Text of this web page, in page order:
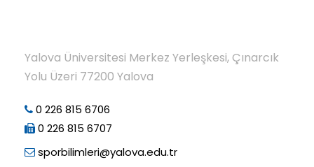
Yalova Üniversitesi Merkez Yerleşkesi, Çınarcık
Yolu Üzeri 77200 Yalova
0 226 815 6706
0 226 815 6707
sporbilimleri@yalova.edu.tr